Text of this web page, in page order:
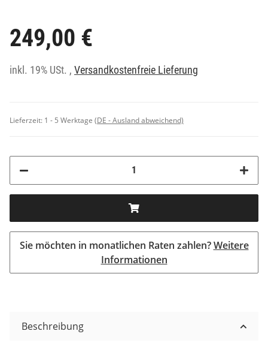
249,00 €
inkl. 19% USt. , Versandkostenfreie Lieferung
Lieferzeit: 1 - 5 Werktage (DE - Ausland abweichend)
Sie möchten in monatlichen Raten zahlen?Weitere
Informationen
Beschreibung